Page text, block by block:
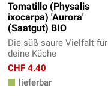
Tomatillo (Physalis
ixocarpa) 'Aurora'
(Saatgut) BIO
Die süß-saure Vielfalt für
deine Küche
CHF 4.40
lieferbar